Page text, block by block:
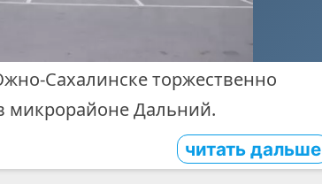
Сахалинске торжественно
микрорайоне Дальний.
читать дальше